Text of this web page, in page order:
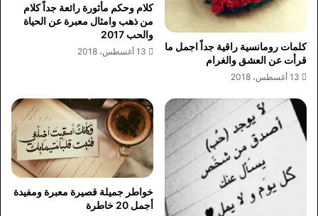
كلمات رومانسية راقية جداً اجمل ما
قرأت عن العشق والغرام
13 أغسطس، 2018
كلام وحكم مأثورة رائعة جداً كلام
من ذهب وامثال معبرة عن الحياة
والحب 2017
13 أغسطس، 2018
خواطر جميلة قصيرة معبرة ومفيدة
أجمل 20 خاطرة